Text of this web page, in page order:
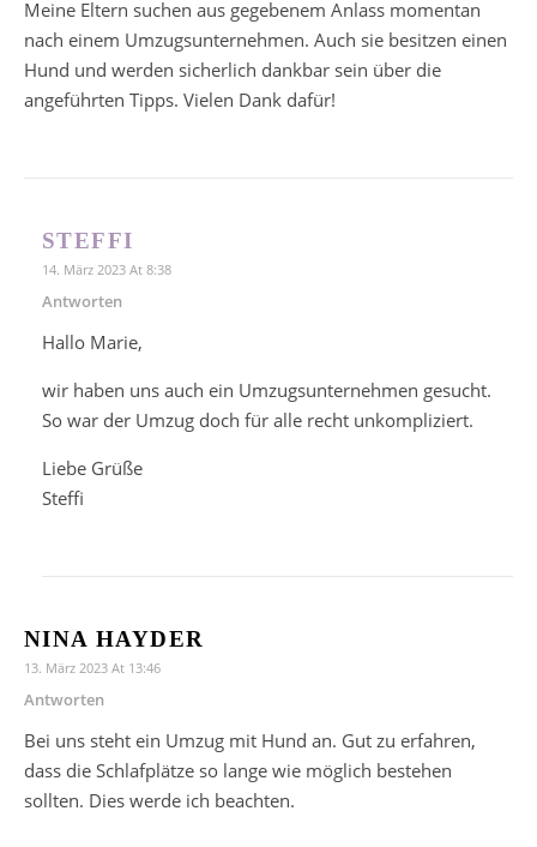
Meine Eltern suchen aus gegebenem Anlass momentan
nach einem Umzugsunternehmen. Auch sie besitzen einen
Hund und werden sicherlich dankbar sein über die
angeführten Tipps. Vielen Dank dafür!
STEFFI
14. März 2023 At 8:38
Antworten
Hallo Marie,
wir haben uns auch ein Umzugsunternehmen gesucht.
So war der Umzug doch für alle recht unkompliziert.
Liebe Grüße
Steffi
NINA HAYDER
13. März 2023 At 13:46
Antworten
Bei uns steht ein Umzug mit Hund an. Gut zu erfahren,
dass die Schlafplätze so lange wie möglich bestehen
sollten. Dies werde ich beachten.